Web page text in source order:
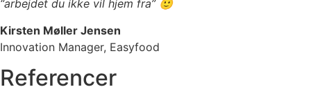
“arbejdet du ikke vil hjem fra” 🙂
Kirsten Møller Jensen
Innovation Manager, Easyfood
Referencer